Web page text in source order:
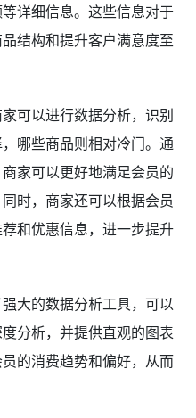
详细信息。这些信息对于
结构和提升客户满意度至
可以进行数据分析，识别
哪些商品则相对冷门。通
家可以更好地满足会员的
时，商家还可以根据会员
和优惠信息，进一步提升
大的数据分析工具，可以
分析，并提供直观的图表
的消费趋势和偏好，从而